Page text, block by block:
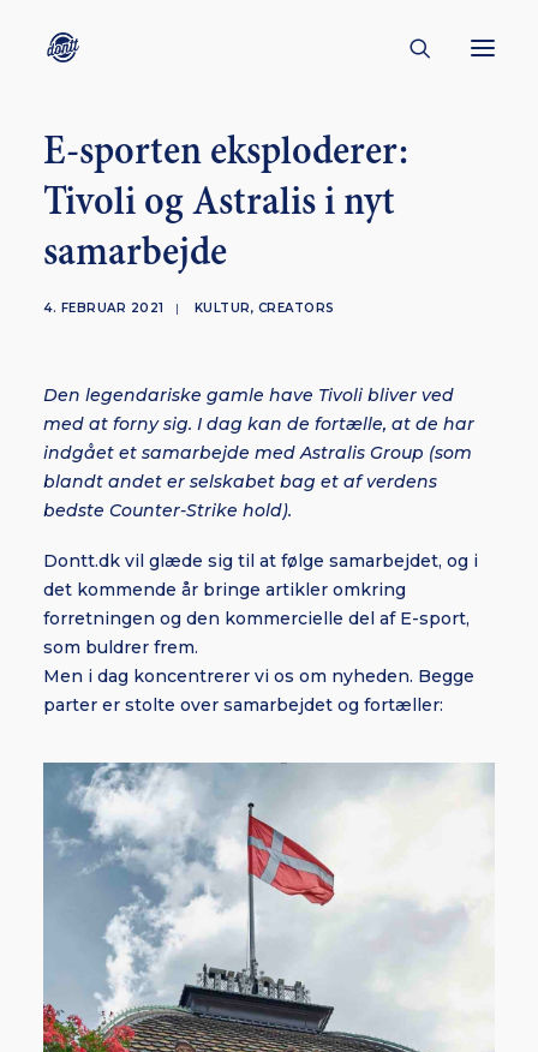
CONTACT
ABOUT
ENGLISH
BORNHOLM
SUBSCRIBE
E-sporten eksploderer:
Tivoli og Astralis i nyt
samarbejde
4. FEBRUAR 2021 | KULTUR, CREATORS
Den legendariske gamle have Tivoli bliver ved
med at forny sig. I dag kan de fortælle, at de har
indgået et samarbejde med Astralis Group (som
blandt andet er selskabet bag et af verdens
bedste Counter-Strike hold).
Dontt.dk vil glæde sig til at følge samarbejdet, og i
det kommende år bringe artikler omkring
forretningen og den kommercielle del af E-sport,
som buldrer frem.
Men i dag koncentrerer vi os om nyheden. Begge
parter er stolte over samarbejdet og fortæller: